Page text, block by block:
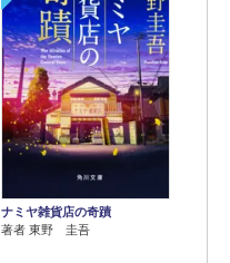
ナミヤ雑貨店の奇蹟
著者 東野 圭吾